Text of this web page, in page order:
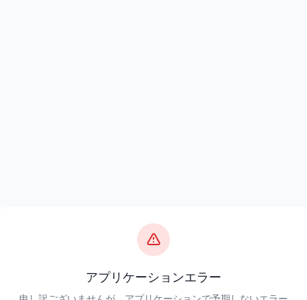
アプリケーションエラー